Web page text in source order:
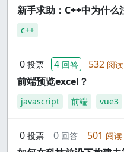
新手求助：C++中为什
c++
0 投票 4 回答 532 阅读
前端预览excel？
javascript 前端 vue3
0 投票 0 回答 501 阅读